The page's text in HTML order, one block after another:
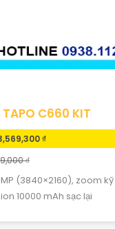
TAPO C660 KIT
₫
₫
(3840×2160), zoom kỹ
10000 mAh sạc lại